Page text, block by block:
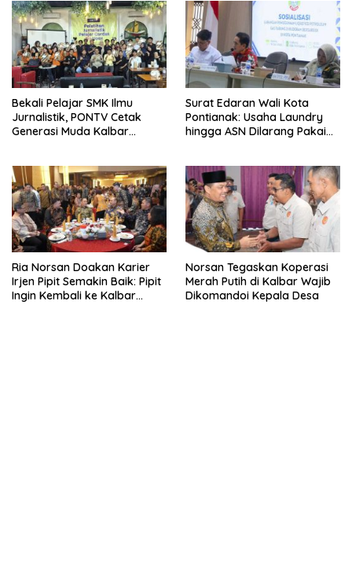
Bekali Pelajar SMK Ilmu
Jurnalistik, PONTV Cetak
Generasi Muda Kalbar
Surat Edaran Wali Kota
Pontianak: Usaha Laundry
hingga ASN Dilarang Pakai
Ria Norsan Doakan Karier
Irjen Pipit Semakin Baik: Pipit
Ingin Kembali ke Kalbar
Norsan Tegaskan Koperasi
Merah Putih di Kalbar Wajib
Dikomandoi Kepala Desa